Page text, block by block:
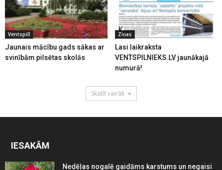
Ventspilī
Jaunais mācību gads sākas ar
svinībām pilsētas skolās
Ziņas
Lasi laikraksta
VENTSPILNIEKS.LV jaunākajā
numurā!
Skatīt vairāk
IESAKĀM
Nedēļas nogalē gaidāms karstums un negaisi